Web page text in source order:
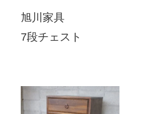
旭川家具
7段チェスト